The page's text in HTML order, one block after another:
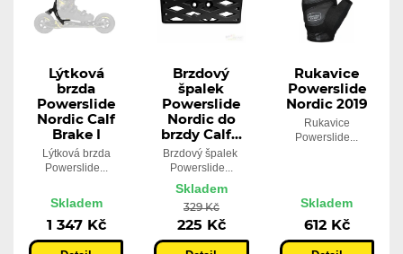
Lýtková
brzda
Powerslide
Nordic Calf
Brake I
Lýtková brzda
Powerslide...
Skladem
1 347 Kč
Brzdový
špalek
Powerslide
Nordic do
brzdy Calf...
Brzdový špalek
Powerslide...
Skladem
329 Kč
225 Kč
Rukavice
Powerslide
Nordic 2019
Rukavice
Powerslide...
Skladem
612 Kč